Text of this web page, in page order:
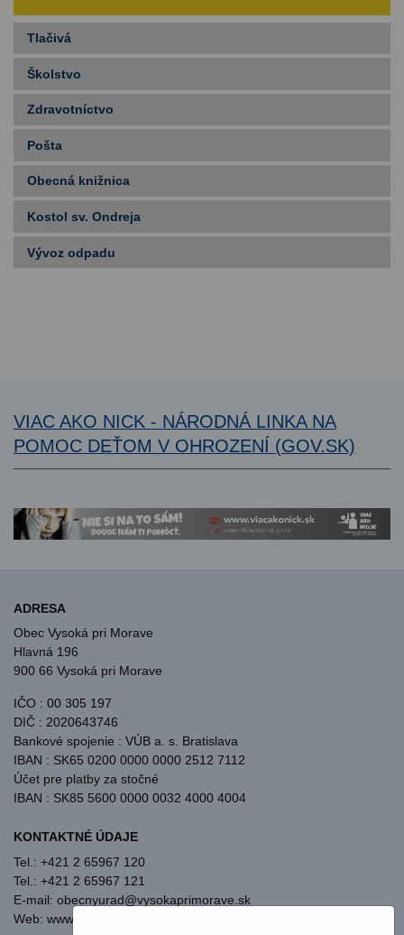
Tlačivá
Školstvo
Zdravotníctvo
Pošta
Obecná knižnica
Kostol sv. Ondreja
Vývoz odpadu
VIAC AKO NICK - NÁRODNÁ LINKA NA
POMOC DEŤOM V OHROZENÍ (GOV.SK)
ADRESA
Obec Vysoká pri Morave
Hlavná 196
900 66 Vysoká pri Morave
IČO : 00 305 197
DIČ : 2020643746
Bankové spojenie : VÚB a. s. Bratislava
IBAN : SK65 0200 0000 0000 2512 7112
Účet pre platby za stočné
IBAN : SK85 5600 0000 0032 4000 4004
KONTAKTNÉ ÚDAJE
Tel.: +421 2 65967 120
Tel.: +421 2 65967 121
E-mail: obecnyurad@vysokaprimorave.sk
Web: www.vysokaprimorave.sk